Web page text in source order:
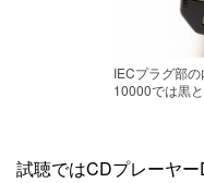
IECプラグ部
10000では黒
試聴ではCDプレーヤ